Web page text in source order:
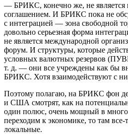
— БРИКС, конечно же, не является
соглашением. И БРИКС пока не
с интеграцией — зона свободной
довольно серьезная форма
не является международной
форум. И структуры, которые
условных валютных резервов
т. д. — они все учреждены как бы
БРИКС. Хотя взаимодействуют с
Поэтому полагаю, на БРИКС фон
и США смотрят, как на
один полюс, очень мощный в
переходим к экономике, то там
локальные.